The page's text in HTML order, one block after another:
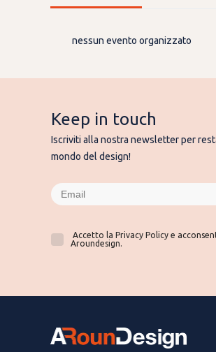
nessun evento organizzato
Keep in touch
Iscriviti alla nostra newsletter per
mondo del design!
Accetto la Privacy Policy e
Aroundesign.